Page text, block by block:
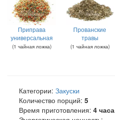
Приправа
универсальная
(1 чайная ложка)
Прованские
травы
(1 чайная ложка)
Категории: Закуски
Количество порций: 5
Время приготовления: 4 часа